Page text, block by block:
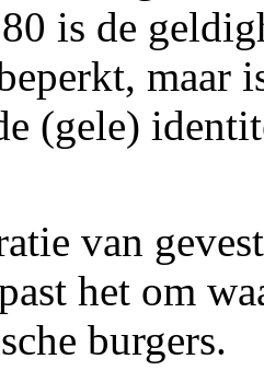
is de
maar
(gele)
van
het om
burgers.